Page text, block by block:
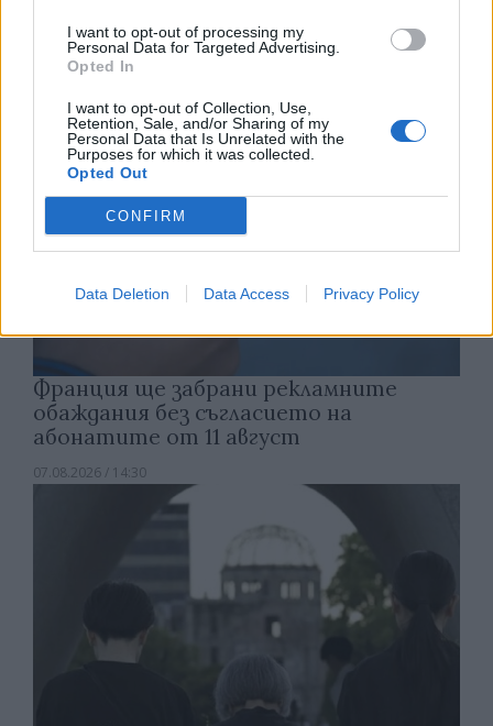
I want to opt-out of processing my
Personal Data for Targeted Advertising.
Opted In
I want to opt-out of Collection, Use,
Retention, Sale, and/or Sharing of my
Personal Data that Is Unrelated with the
Purposes for which it was collected.
Opted Out
CONFIRM
Data Deletion Data Access Privacy Policy
07.08.2026 / 15:00
Франция ще забрани рекламните
обаждания без съгласието на
абонатите от 11 август
07.08.2026 / 14:30